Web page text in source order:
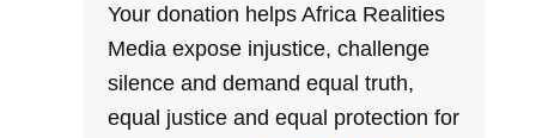
Your donation helps Africa Realities
Media expose injustice, challenge
silence and demand equal truth,
equal justice and equal protection for